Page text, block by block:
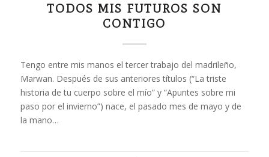
TODOS MIS FUTUROS SON
CONTIGO
Tengo entre mis manos el tercer trabajo del madrileño,
Marwan. Después de sus anteriores títulos (“La triste
historia de tu cuerpo sobre el mío” y “Apuntes sobre mi
paso por el invierno”) nace, el pasado mes de mayo y de
la mano…